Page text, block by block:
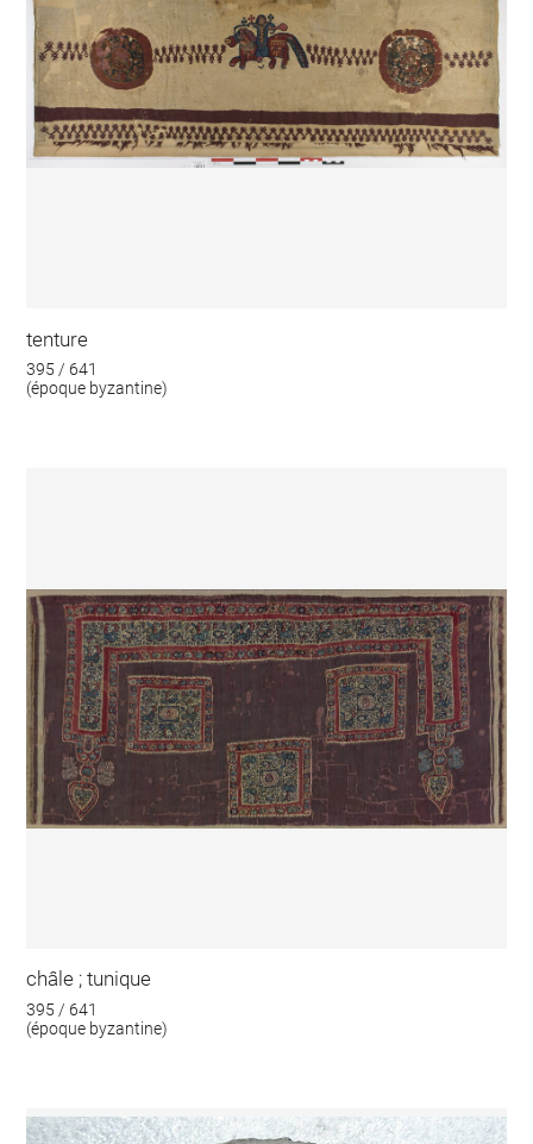
tenture
395 / 641
(époque byzantine)
châle ; tunique
395 / 641
(époque byzantine)